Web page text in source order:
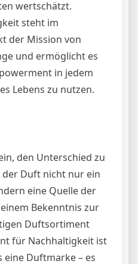
wertschätzt.
steht im
der Mission von
und ermöglicht es
in jedem
Lebens zu nutzen.
den Unterschied zu
der Duft nicht nur ein
eine Quelle der
Bekenntnis zur
Duftsortiment
für Nachhaltigkeit ist
Duftmarke – es